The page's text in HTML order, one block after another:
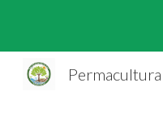
Permacultura